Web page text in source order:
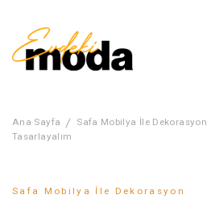
Ana Sayfa Safa Mobilya İle Dekorasyon
Tasarlayalım
Safa Mobilya İle Dekorasyon